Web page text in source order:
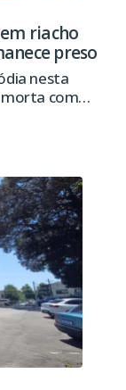
riacho
preso
nesta
com